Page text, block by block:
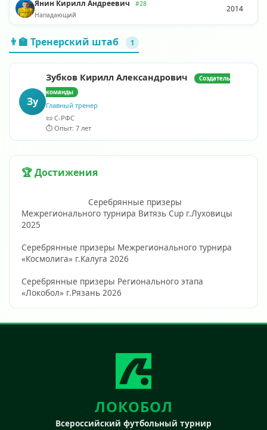
Янин Кирилл Андреевич
#28
Нападающий
2014
👨‍🏫 Тренерский штаб 1
Зу
Зубков Кирилл Александрович
Создатель
команды
Главный тренер
📜 С-РФС
⏱️ Опыт: 7 лет
🏆 Достижения
Межрегионального турнира Витязь Cup г.Луховицы
2025
Серебрянные призеры Межрегионального турнира
«Космолига» г.Калуга 2026
Серебрянные призеры Регионального этапа
«Локобол» г.Рязань 2026
ЛОКОБОЛ
Всероссийский футбольный турнир